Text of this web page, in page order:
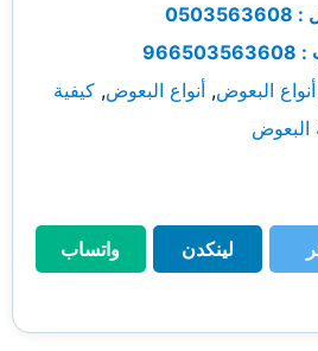
البعوض, أنواع البعوض, كيفية
البعوض
لينكدن
لينكدن
واتساب
واتساب